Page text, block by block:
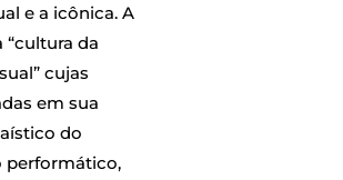
e a icônica. A
da
cujas
em sua
do
performático,